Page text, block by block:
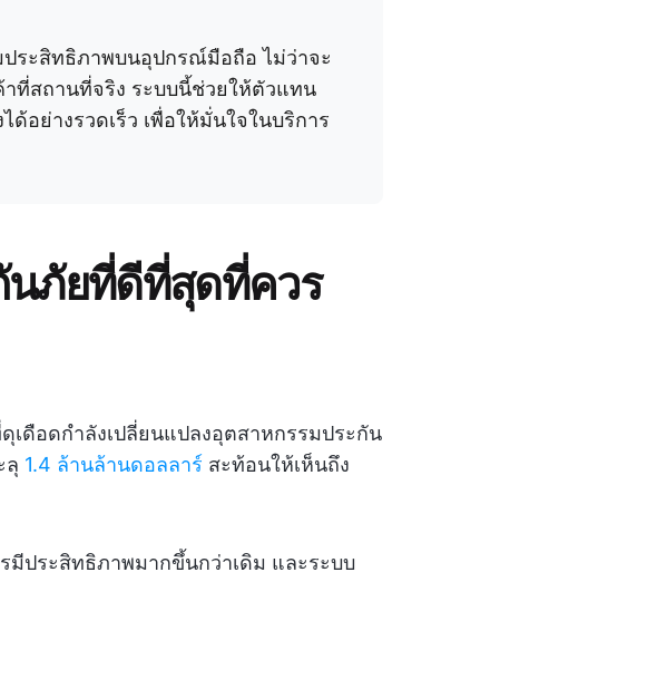
ระสิทธิภาพบนอุปกรณ์มือถือ ไม่ว่าจะ
าที่สถานที่จริง ระบบนี้ช่วยให้ตัวแทน
อย่างรวดเร็ว เพื่อให้มั่นใจในบริการ
นภัยที่ดีที่สุดที่ควร
ดือดกำลังเปลี่ยนแปลงอุตสาหกรรมประกัน
ลุ 1.4 ล้านล้านดอลลาร์ สะท้อนให้เห็นถึง
ประสิทธิภาพมากขึ้นกว่าเดิม และระบบ